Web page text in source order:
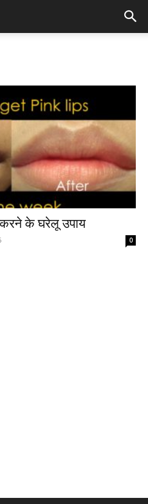
के घरेलू उपाय
0